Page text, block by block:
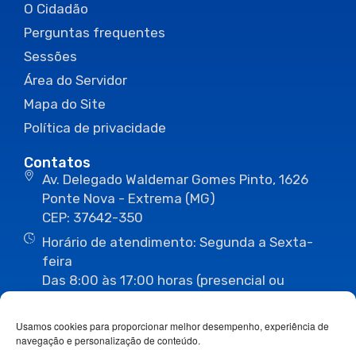
Usamos cookies para proporcionar melhor desempenho, experiência de
navegação e personalização de conteúdo.
O Cidadão
Perguntas frequentes
Sessões
Área do Servidor
Mapa do Site
Política de privacidade
Contatos
Av. Delegado Waldemar Gomes Pinto, 1626
Ponte Nova - Extrema (MG)
CEP: 37642-350
Horário de atendimento: Segunda a Sexta-
feira
Das 8:00 às 17:00 horas (presencial ou
(35) 3435-1112 (35) 3435-3063